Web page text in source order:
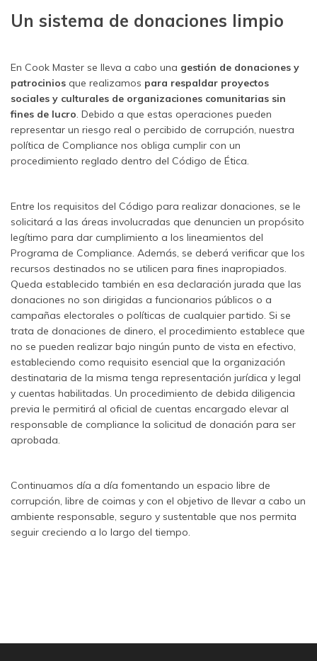
Un sistema de donaciones limpio
En Cook Master se lleva a cabo una gestión de donaciones y
patrocinios que realizamos para respaldar proyectos
sociales y culturales de organizaciones comunitarias sin
fines de lucro . Debido a que estas operaciones pueden
representar un riesgo real o percibido de corrupción, nuestra
política de Compliance nos obliga cumplir con un
procedimiento reglado dentro del Código de Ética.
Entre los requisitos del Código para realizar donaciones, se le
solicitará a las áreas involucradas que denuncien un propósito
legítimo para dar cumplimiento a los lineamientos del
Programa de Compliance. Además, se deberá verificar que los
recursos destinados no se utilicen para fines inapropiados.
Queda establecido también en esa declaración jurada que las
donaciones no son dirigidas a funcionarios públicos o a
campañas electorales o políticas de cualquier partido. Si se
trata de donaciones de dinero, el procedimiento establece que
no se pueden realizar bajo ningún punto de vista en efectivo,
estableciendo como requisito esencial que la organización
destinataria de la misma tenga representación jurídica y legal
y cuentas habilitadas. Un procedimiento de debida diligencia
previa le permitirá al oficial de cuentas encargado elevar al
responsable de compliance la solicitud de donación para ser
aprobada.
Continuamos día a día fomentando un espacio libre de
corrupción, libre de coimas y con el objetivo de llevar a cabo un
ambiente responsable, seguro y sustentable que nos permita
seguir creciendo a lo largo del tiempo.